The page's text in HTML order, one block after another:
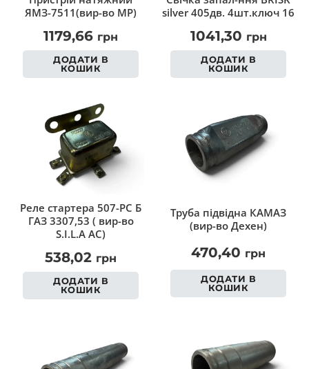
ЯМЗ-7511(вир-во МР)
1179,66 грн
ДОДАТИ В
КОШИК
silver 405дв. 4шт.ключ 16
1041,30 грн
ДОДАТИ В
КОШИК
Реле стартера 507-РС Б
ГАЗ 3307,53 ( вир-во
S.I.L.A AC)
538,02 грн
ДОДАТИ В
КОШИК
Труба підвідна КАМАЗ
(вир-во Дехен)
470,40 грн
ДОДАТИ В
КОШИК